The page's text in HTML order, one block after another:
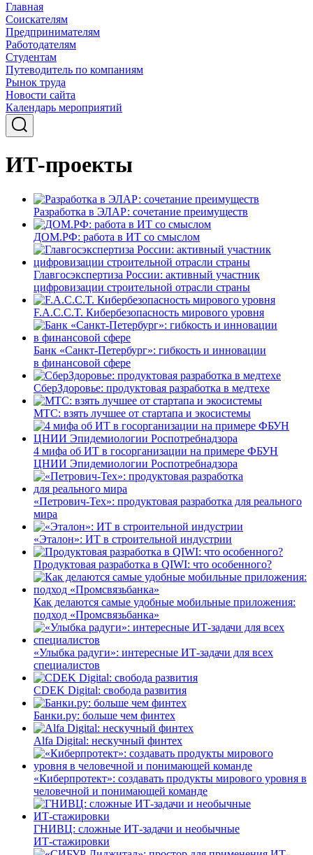
Главная
Соискателям
Предпринимателям
Работодателям
Студентам
Путеводитель по компаниям
Рынок труда
Новости сайта
Календарь мероприятий
ИТ-проекты
Разработка в ЭЛАР: сочетание преимуществ
ДОМ.РФ: работа в ИТ со смыслом
Главгосэкспертиза России: активный участник
цифровизации строительной отрасли страны
F.A.C.C.T. Кибербезопасность мирового уровня
Банк «Санкт-Петербург»: гибкость и инновации
в финансовой сфере
СберЗдоровье: продуктовая разработка в медтехе
МТС: взять лучшее от стартапа и экосистемы
4 мифа об ИТ в госорганизации на примере ФБУН
ЦНИИ Эпидемиологии Роспотребнадзора
«Петрович-Тех»: продуктовая разработка для реального
мира
«Эталон»: ИТ в строительной индустрии
Продуктовая разработка в QIWI: что особенного?
Как делаются самые удобные мобильные приложения:
подход «Промсвязьбанка»
«Улыбка радуги»: интересные ИТ-задачи для всех
специалистов
CDEK Digital: свобода развития
Банки.ру: больше чем финтех
Alfa Digital: нескучный финтех
«Киберпротект»: создавать продукты мирового уровня в
человечной и понимающей команде
ГНИВЦ: сложные ИТ‑задачи и необычные
ИТ‑стажировки